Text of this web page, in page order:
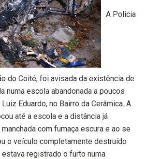
A Policia
do Coité, foi avisada da existência de
numa escola abandonada a poucos
Eduardo, no Bairro da Cerâmica. A
até a escola e a distância já
com fumaça escura e ao se
o veículo completamente destruído
registrado o furto numa